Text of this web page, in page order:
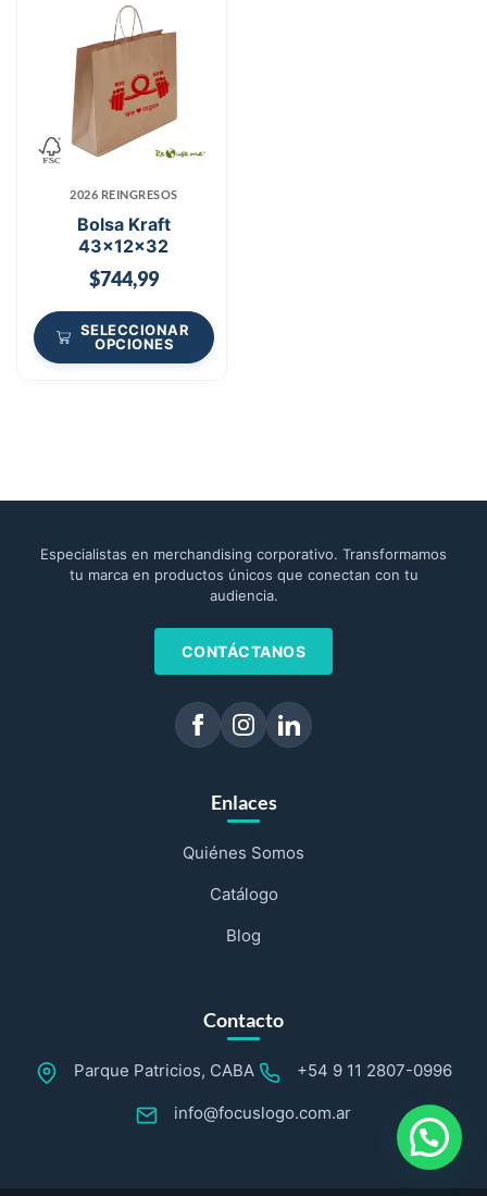
2026 REINGRESOS
Bolsa Kraft
43x12x32
$744,99
SELECCIONAR
OPCIONES
Especialistas en merchandising corporativo. Transformamos
tu marca en productos únicos que conectan con tu
audiencia.
CONTÁCTANOS
Enlaces
Quiénes Somos
Catálogo
Blog
Contacto
Parque Patricios, CABA +54 9 11 2807-0996
info@focuslogo.com.ar